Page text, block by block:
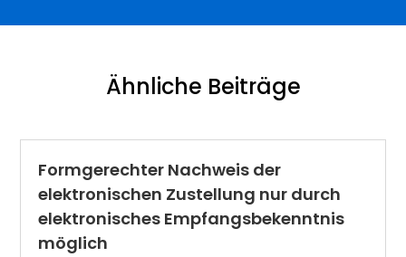
Ähnliche Beiträge
Formgerechter Nachweis der
elektronischen Zustellung nur durch
elektronisches Empfangsbekenntnis
möglich